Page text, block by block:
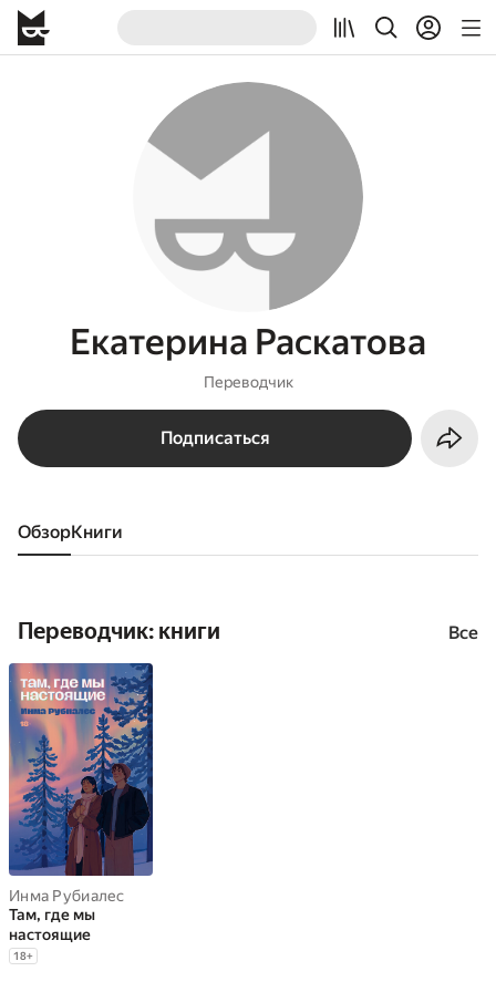
Екатерина Раскатова
Переводчик
Подписаться
Обзор книги
Переводчик: книги Все
Инма Рубиалес
Там, где мы
настоящие
18+